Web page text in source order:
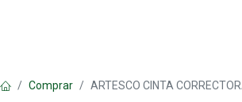
Comprar ARTESCO CINTA